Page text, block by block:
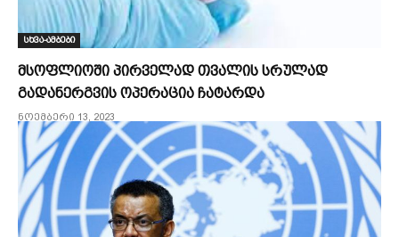
სხვა-ამბები
მსოფლიოში პირველად თვალის სრულად
გადანერგვის ოპერაცია ჩატარდა
ნოემბერი 13, 2023